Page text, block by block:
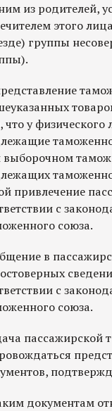
из родителей,
этого
группы
что у физического
выборочном
привлечение
с
союза.
в
с
союза.
пассажирской
документам